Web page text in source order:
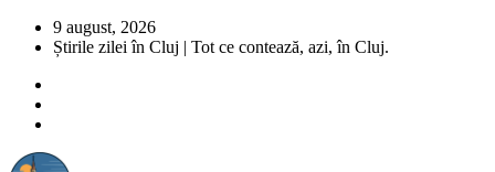
9 august, 2026
Știrile zilei în Cluj | Tot ce contează, azi, în Cluj.